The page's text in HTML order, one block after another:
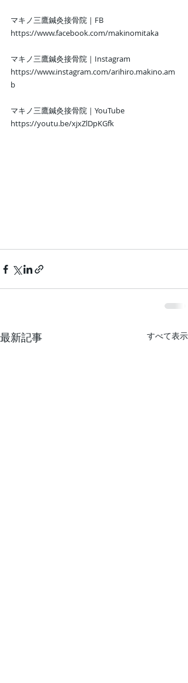
マキノ三鷹鍼灸接骨院｜FB
https://www.facebook.com/makinomitaka
マキノ三鷹鍼灸接骨院｜Instagram
https://www.instagram.com/arihiro.makino.am
b
マキノ三鷹鍼灸接骨院｜YouTube
https://youtu.be/xjxZlDpKGfk
最新記事 すべて表示